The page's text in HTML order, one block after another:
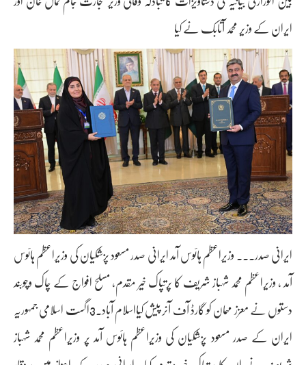
ایران کے وزیر محمد آتابک نے کیا
ایرانی صدر۔۔۔ وزیراعظم ہائوس آمد ایرانی صدر مسعود پزشکیان کی وزیراعظم ہائوس
آمد ، وزیراعظم محمد شہباز شریف کا پرتپاک خیر مقدم، مسلح افواج کے چاک وچوبند
دستوں نے معزز مہمان کو گارڈ آف آنر پیش کیااسلام آباد۔3اگست اسلامی جمہوریہ
ایران کے صدر مسعود پزشکیان کی وزیراعظم ہائوس آمد پر وزیراعظم محمد شہباز